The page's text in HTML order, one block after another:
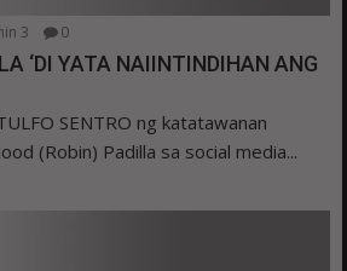
3 0
‘DI YATA NAIINTINDIHAN ANG
SENTRO ng katatawanan
(Robin) Padilla sa social media...